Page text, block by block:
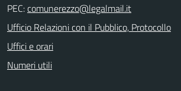
PEC:
Ufficio Relazioni con il Pubblico, Protocollo
Uffici e orari
Numeri utili